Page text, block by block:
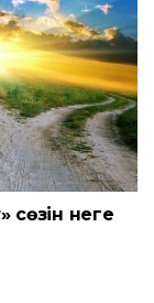
сөзін неге